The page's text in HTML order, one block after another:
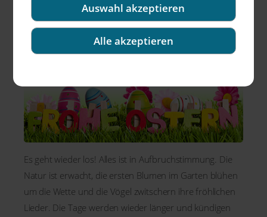
Auswahl akzeptieren
Alle akzeptieren
Es geht wieder los! Alles ist in Aufbruchstimmung. Die
Natur ist erwacht, die ersten Blumen im Garten blühen
um die Wette und die Vögel zwitschern ihre fröhlichen
Lieder. Die Tage werden wieder länger und kündigen